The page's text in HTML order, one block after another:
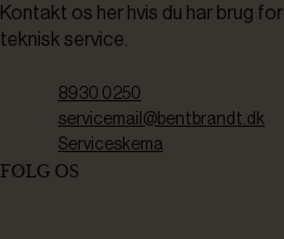
Kontakt os her hvis du har brug for
teknisk service.
8930 0250
servicemail@bentbrandt.dk
Serviceskema
FØLG OS